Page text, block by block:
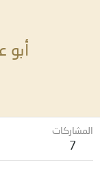
أبو
المشاركات
7